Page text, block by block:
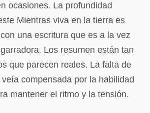
ocasiones. La profundidad
Mientras viva en la tierra es
una escritura que es a la vez
Los resumen están tan
que parecen reales. La falta de
compensada por la habilidad
mantener el ritmo y la tensión.